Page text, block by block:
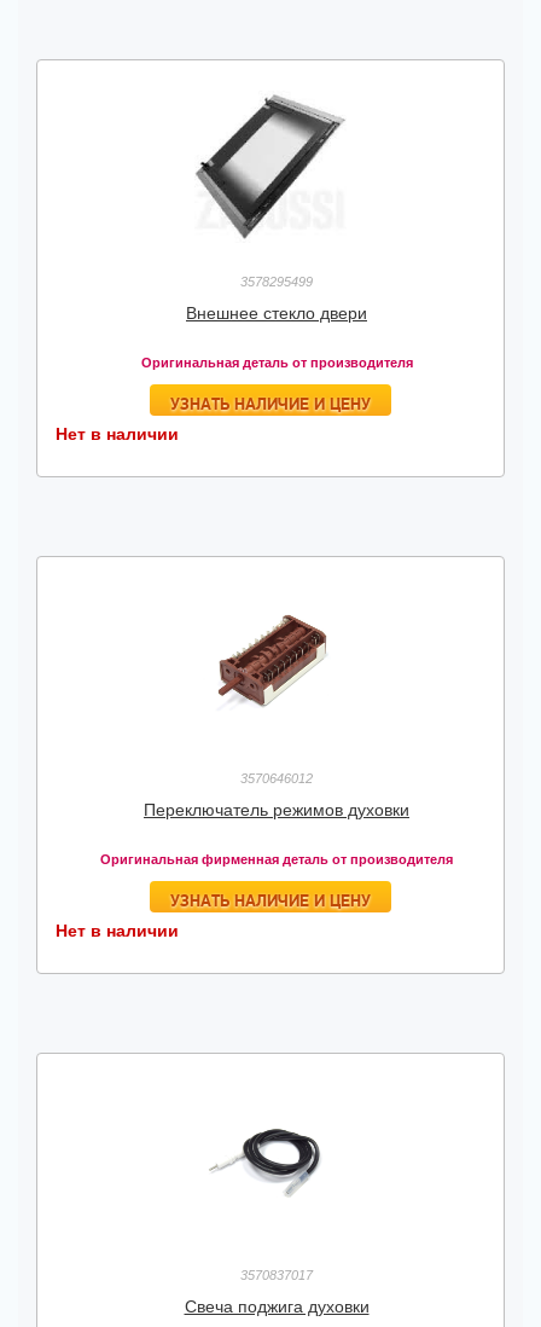
3578295499
Внешнее стекло двери
Оригинальная деталь от производителя
УЗНАТЬ НАЛИЧИЕ И ЦЕНУ
Нет в наличии
3570646012
Переключатель режимов духовки
Оригинальная фирменная деталь от производителя
УЗНАТЬ НАЛИЧИЕ И ЦЕНУ
Нет в наличии
3570837017
Свеча поджига духовки